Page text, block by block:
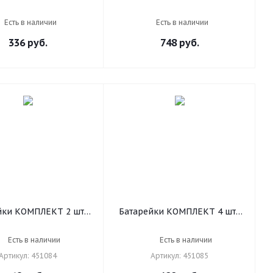
алкалиновые,
2CR4
Есть в наличии
336руб.
13А), алкалиновые, блистер,
Есть в наличии
748руб.
КОМПЛЕКТ 2 шт.,
алкалиновые,
451084
Есть в наличии
451084
Батарейки КОМПЛЕКТ 4 шт.,
15А), алкалиновые,
451085
Есть в наличии
Артикул: 451085